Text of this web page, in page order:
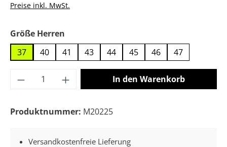
Preise inkl. MwSt.
Größe Herren
37
40 41 43 44 45 46 47
Produkt Anzahl: Gib den gewünschten
In den Warenkorb
Produktnummer: M20225
Versandkostenfreie Lieferung